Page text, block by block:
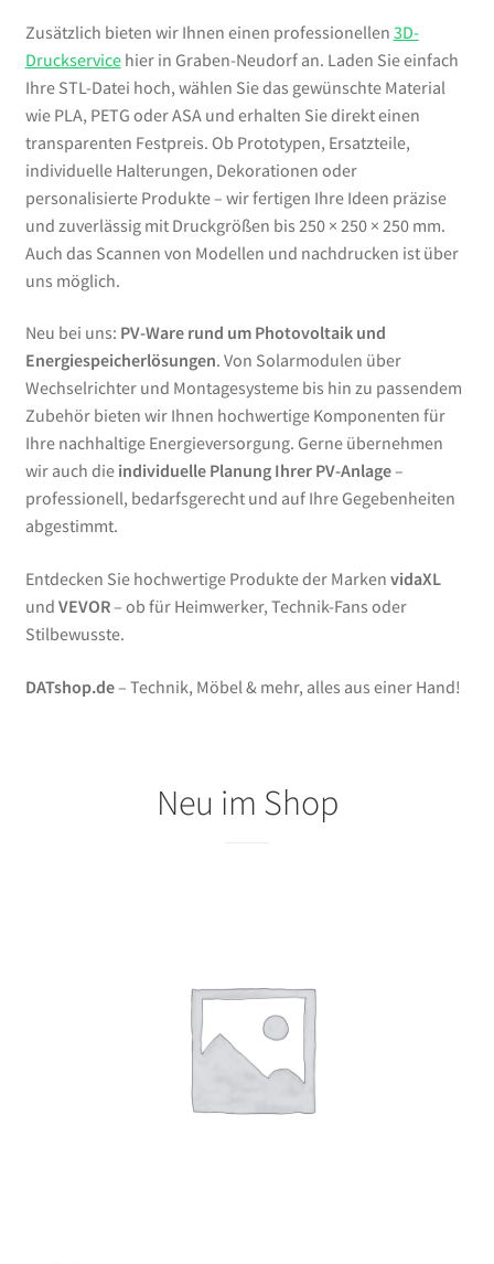
Zusätzlich bieten wir Ihnen einen professionellen 3D-
Druckservicehier in Graben-Neudorf an. Laden Sie einfach
Ihre STL-Datei hoch, wählen Sie das gewünschte Material
wie PLA, PETG oder ASA und erhalten Sie direkt einen
transparenten Festpreis. Ob Prototypen, Ersatzteile,
individuelle Halterungen, Dekorationen oder
personalisierte Produkte – wir fertigen Ihre Ideen präzise
und zuverlässig mit Druckgrößen bis 250 × 250 × 250 mm.
Auch das Scannen von Modellen und nachdrucken ist über
uns möglich.
Neu bei uns: PV-Ware rund um Photovoltaik und
Energiespeicherlösungen. Von Solarmodulen über
Wechselrichter und Montagesysteme bis hin zu passendem
Zubehör bieten wir Ihnen hochwertige Komponenten für
Ihre nachhaltige Energieversorgung. Gerne übernehmen
wir auch die individuelle Planung Ihrer PV-Anlage–
professionell, bedarfsgerecht und auf Ihre Gegebenheiten
abgestimmt.
Entdecken Sie hochwertige Produkte der Marken vidaXL
und VEVOR– ob für Heimwerker, Technik-Fans oder
Stilbewusste.
DATshop.de– Technik, Möbel & mehr, alles aus einer Hand!
Neu im Shop